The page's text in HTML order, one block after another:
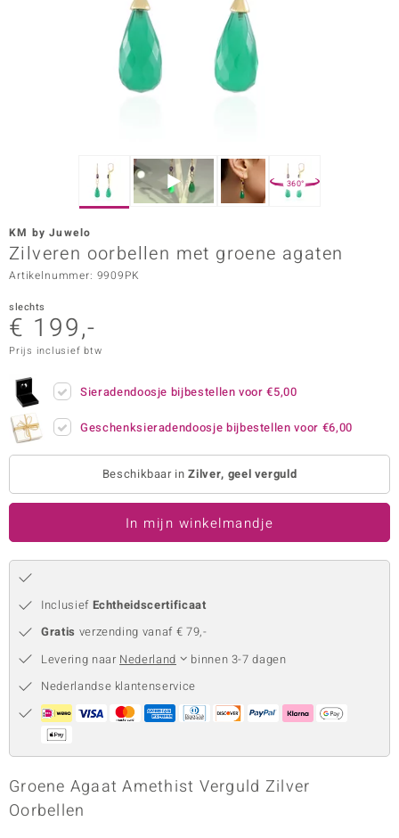
Vogue
in Italy
Paraíso
Collection
360°
KM by Juwelo
Zilveren oorbellen met groene agaten
Artikelnummer: 9909PK
slechts
€ 199,-
Prijs inclusief btw
Sieradendoosje bijbestellen voor€5,00
Geschenksieradendoosje bijbestellen voor €6,00
Beschikbaar inZilver, geel verguld
In mijn winkelmandje
Inclusief Echtheidscertificaat
Gratis verzending vanaf € 79,-
Levering naar Nederland
binnen 3-7 dagen
Nederlandse klantenservice
Groene Agaat Amethist Verguld Zilver
Oorbellen